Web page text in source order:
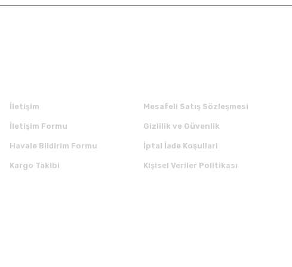
İletişim
İletişim Formu
Havale Bildirim Formu
Kargo Takibi
Mesafeli Satış Sözleşmesi
Gizlilik ve Güvenlik
İptal İade Koşullari
Kişisel Veriler Politikası